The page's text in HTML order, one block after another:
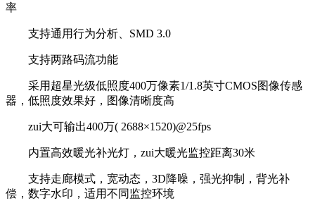
率
支持通用行为分析、SMD 3.0
支持两路码流功能
采用超星光级低照度400万像素1/1.8英寸CMOS图像传感
器，低照度效果好，图像清晰度高
zui大可输出400万( 2688×1520)@25fps
内置高效暖光补光灯，zui大暖光监控距离30米
支持走廊模式，宽动态，3D降噪，强光抑制，背光补
偿，数字水印，适用不同监控环境